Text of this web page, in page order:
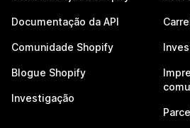
Documentação da API
Comunidade Shopify
Blogue Shopify
Investigação